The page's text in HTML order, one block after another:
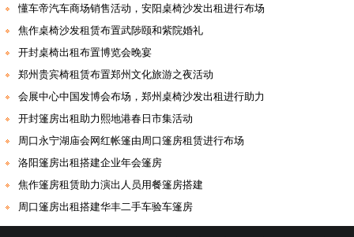
懂车帝汽车商场销售活动，安阳桌椅沙发出租进行布场
焦作桌椅沙发租赁布置武陟颐和紫院婚礼
开封桌椅出租布置博览会晚宴
郑州贵宾椅租赁布置郑州文化旅游之夜活动
会展中心中国发博会布场，郑州桌椅沙发出租进行助力
开封篷房出租助力熙地港春日市集活动
周口永宁湖庙会网红帐篷由周口篷房租赁进行布场
洛阳篷房出租搭建企业年会篷房
焦作篷房租赁助力演出人员用餐篷房搭建
周口篷房出租搭建华丰二手车验车篷房